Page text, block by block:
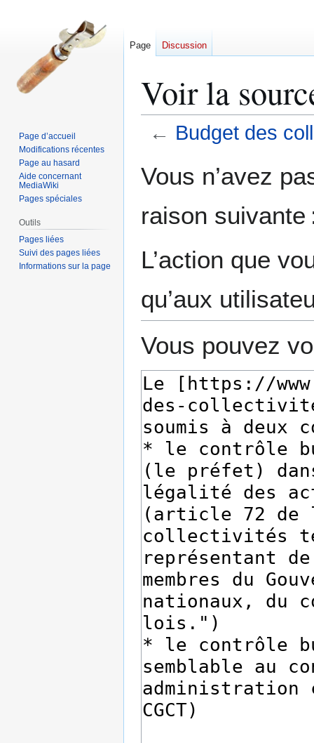
Voir la
← Budget des
à
navigation
à
recherche
Vous n’avez
raison suivante
L’action que
qu’aux
Vous pouvez
Page Discussion
Page d’accueil
Modifications récentes
Page au hasard
Aide concernant
MediaWiki
Pages spéciales
Outils
Pages liées
Suivi des pages liées
Informations sur la page